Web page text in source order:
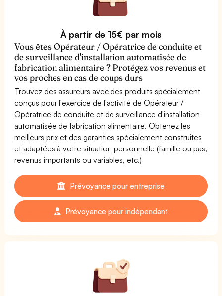
À partir de 15€ par mois
Vous êtes Opérateur / Opératrice de conduite et
de surveillance d'installation automatisée de
fabrication alimentaire ? Protégez vos revenus et
vos proches en cas de coups durs
Trouvez des assureurs avec des produits spécialement
conçus pour l'exercice de l'activité de Opérateur /
Opératrice de conduite et de surveillance d'installation
automatisée de fabrication alimentaire. Obtenez les
meilleurs prix et des garanties spécialement construites
et adaptées à votre situation personnelle (famille ou pas,
revenus importants ou variables, etc.)
Prévoyance pour entreprise
Prévoyance pour indépendant